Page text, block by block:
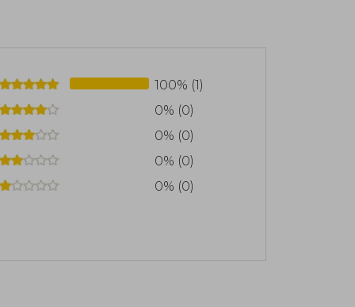
100% (1)
0% (0)
0% (0)
0% (0)
0% (0)